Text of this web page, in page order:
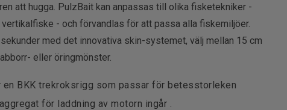
att hugga. PulzBait kan anpassas till olika fisketekniker -
- och förvandlas för att passa alla fiskemiljöer.
med det innovativa skin-systemet, välj mellan 15 cm
eller öringmönster.
en BKK trekroksrigg som passar för betesstorleken
för laddning av motorn ingår .